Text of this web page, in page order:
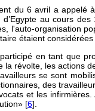
du 6 avril a appelé
au cours
l'auto-organisation
étaient
en tant que
la révolte, les actions
se sont
des
et les
[6].